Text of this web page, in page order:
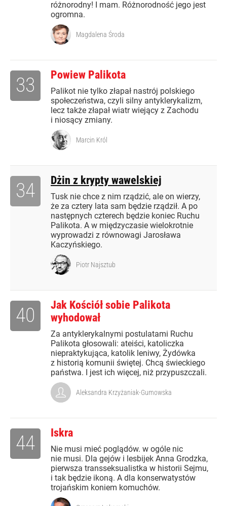
różnorodny! I mam. Różnorodność jego jest
ogromna.
Magdalena Środa
Powiew Palikota
Palikot nie tylko złapał nastrój polskiego
społeczeństwa, czyli silny antyklerykalizm,
lecz także złapał wiatr wiejący z Zachodu
i niosący zmiany.
33
Marcin Król
Dżin z krypty wawelskiej
Tusk nie chce z nim rządzić, ale on wierzy,
że za cztery lata sam będzie rządził. A po
następnych czterech będzie koniec Ruchu
Palikota. A w międzyczasie wielokrotnie
wyprowadzi z równowagi Jarosława
Kaczyńskiego.
34
Piotr Najsztub
Jak Kościół sobie Palikota
wyhodował
Za antyklerykalnymi postulatami Ruchu
Palikota głosowali: ateiści, katoliczka
niepraktykująca, katolik leniwy, Żydówka
z historią komunii świętej. Chcą świeckiego
państwa. I jest ich więcej, niż przypuszczali.
40
Aleksandra Krzyżaniak-Gumowska
Iskra
Nie musi mieć poglądów. w ogóle nic
nie musi. Dla gejów i lesbijek Anna Grodzka,
pierwsza transseksualistka w historii Sejmu,
i tak będzie ikoną. A dla konserwatystów
trojańskim koniem komuchów.
44